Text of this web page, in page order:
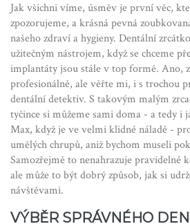
Jak všichni víme, úsměv je první věc,
zpozorujeme, a krásná pevná
našeho zdraví a hygieny. Dentální
užitečným nástrojem, když se chceme
implantáty jsou stále v top formě. Ano,
profesionálně, ale věřte mi, i s trochou
dentální detektiv. S takovým malým
tyčince si můžeme sami doma - a tedy i
Max, když je ve velmi klidné náladě -
umělých chrupů, aniž bychom museli
Samozřejmě to nenahrazuje pravidelné
ale může to být dobrý způsob, jak si
návštěvami.
VÝBĚR SPRÁVNÉHO